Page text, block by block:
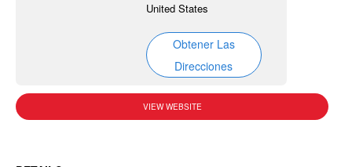
United States
Obtener Las
Direcciones
VIEW WEBSITE